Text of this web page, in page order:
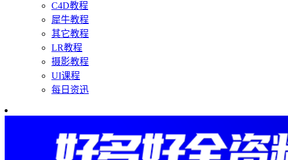
C4D教程
犀牛教程
其它教程
LR教程
摄影教程
UI课程
每日资迅